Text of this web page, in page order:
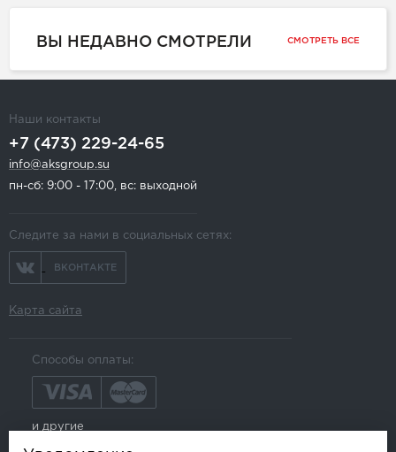
ВЫ НЕДАВНО СМОТРЕЛИ СМОТРЕТЬ ВСЕ
Наши контакты
+7 (473) 229-24-65
info@aksgroup.su
пн-сб: 9:00 - 17:00, вс: выходной
Следите за нами в социальных сетях:
ВКОНТАКТЕ
Карта сайта
Способы оплаты:
и другие